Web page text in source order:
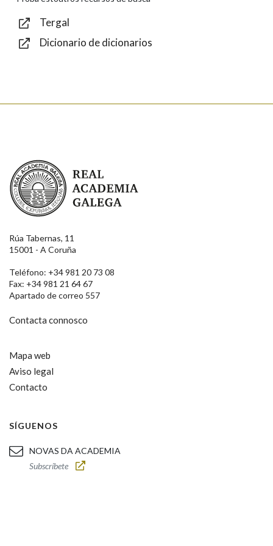
Tergal
Dicionario de dicionarios
Real Academia Galega
Rúa Tabernas, 11
15001 - A Coruña
Teléfono: +34 981 20 73 08
Fax: +34 981 21 64 67
Apartado de correo 557
Contacta connosco
Mapa web
Aviso legal
Contacto
SÍGUENOS
NOVAS DA ACADEMIA
Subscríbete